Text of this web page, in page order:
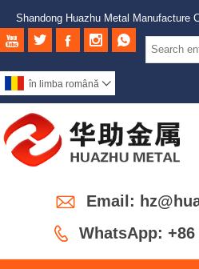
Shandong Huazhu Metal Manufacture
    
în limba română 
 Email:
 WhatsApp: +86